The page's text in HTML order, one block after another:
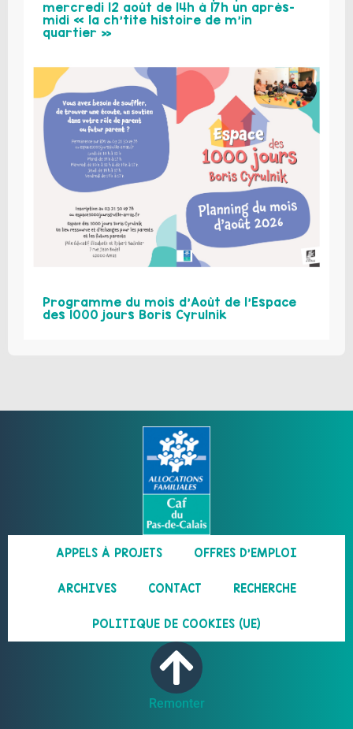
mercredi 12 août de 14h à 17h un après-
midi « la ch’tite histoire de m’in
quartier »
Programme du mois d’Août de l’Espace
des 1000 jours Boris Cyrulnik
APPELS À PROJETS OFFRES D’EMPLOI
ARCHIVES CONTACT RECHERCHE
POLITIQUE DE COOKIES (UE)
Remonter